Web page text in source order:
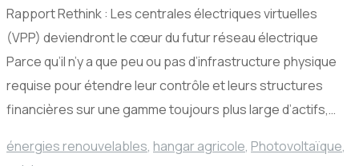
Rapport Rethink : Les centrales électriques virtuelles
(VPP) deviendront le cœur du futur réseau électrique
Parce qu’il n’y a que peu ou pas d’infrastructure physique
requise pour étendre leur contrôle et leurs structures
financières sur une gamme toujours plus large d’actifs,…
énergies renouvelables, hangar agricole, Photovoltaïque,